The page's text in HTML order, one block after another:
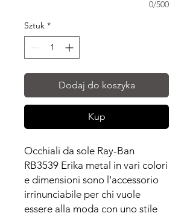
0/500
Sztuk *
Dodaj do koszyka
Kup
Occhiali da sole Ray-Ban
RB3539 Erika metal in vari colori
e dimensioni sono l'accessorio
irrinunciabile per chi vuole
essere alla moda con uno stile